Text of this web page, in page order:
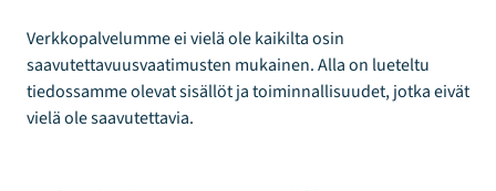
Verkkopalvelumme ei vielä ole kaikilta osin
saavutettavuusvaatimusten mukainen. Alla on lueteltu
tiedossamme olevat sisällöt ja toiminnallisuudet, jotka eivät
vielä ole saavutettavia.